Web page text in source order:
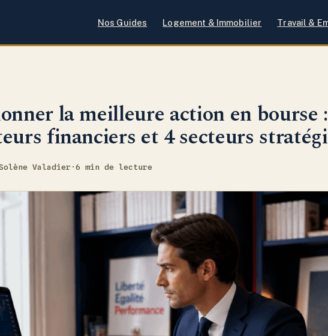
Nos Guides Logement & Immobilier Travail &
la meilleure action en bourse
financiers et 4 secteurs
Valadier ·6 min de lecture